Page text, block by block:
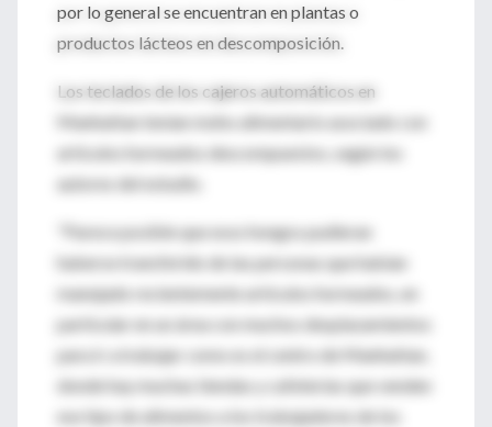
por lo general se encuentran en plantas o
productos lácteos en descomposición.
Los teclados de los cajeros automáticos en
Manhattan tenían moho alimentario asociado con
artículos horneados descompuestos, según los
autores del estudio.
"Parece posible que esos hongos pudieran
haberse transferido de las personas que habían
manejado recientemente artículos horneados, en
particular en un área con muchos desplazamientos
para ir a trabajar como es el centro de Manhattan,
donde hay muchas tiendas y cafeterías que venden
ese tipo de alimentos a los trabajadores de los